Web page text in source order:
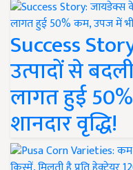
Success
उत्पादों से
लागत हुई
शानदार वृद्धि!